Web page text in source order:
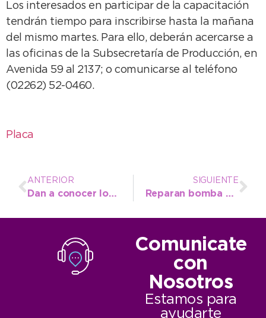
Los interesados en participar de la capacitación
tendrán tiempo para inscribirse hasta la mañana
del mismo martes. Para ello, deberán acercarse a
las oficinas de la Subsecretaría de Producción, en
Avenida 59 al 2137; o comunicarse al teléfono
(02262) 52-0460.
Placa
ANTERIOR
Dan a conocer los lugares para solicitar la lista de podadores autorizados
SIGUIENTE
Reparan bomba en la planta cloacal de Jesuita Cardiel
Comunicate
con
Nosotros
Estamos para
ayudarte